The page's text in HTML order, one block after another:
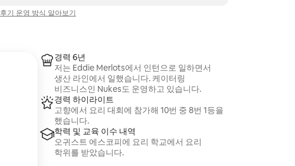
후기 운영 방식 알아보기
경력 6년
저는 Eddie Merlots에서 인턴으로 일하면서
생산 라인에서 일했습니다. 케이터링
비즈니스인 Nukes도 운영하고 있습니다.
경력 하이라이트
고향에서 요리 대회에 참가해 10번 중 8번 1등을
했습니다.
학력 및 교육 이수 내역
오귀스트 에스코피에 요리 학교에서 요리
학위를 받았습니다.